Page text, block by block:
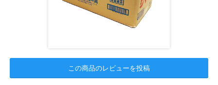
この商品のレビューを投稿